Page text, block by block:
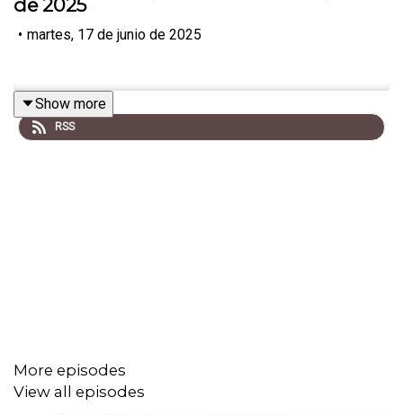
de 2025
• martes, 17 de junio de 2025
Show more
RSS
More episodes
View all episodes